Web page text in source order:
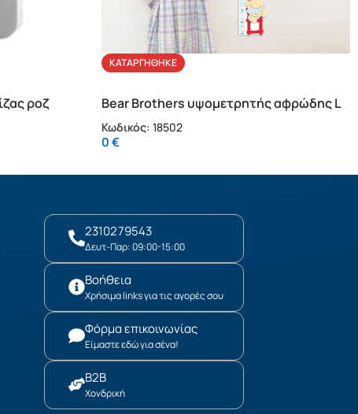
ροζ
ΚΑΤΑΡΓΉΘΗΚΕ
Bear Brothers υψομετρητής αφρώδης L
Κωδικός: 18502
0€
2310279543
Δευτ-Παρ: 09:00-15:00
Βοήθεια
Χρήσιμα links για τις αγορές σου
Φόρμα επικοινωνίας
Είμαστε εδώ για σένα!
B2B
Χονδρική